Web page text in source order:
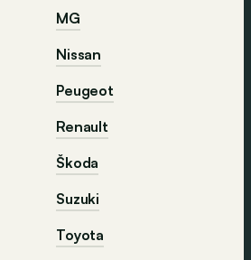
MG
Nissan
Peugeot
Renault
Škoda
Suzuki
Toyota